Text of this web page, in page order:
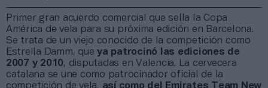
Primer gran acuerdo comercial que sella la Copa
América de vela para su próxima edición en Barcelona.
Se trata de un viejo conocido de la competición como
Estrella Damm, queya patrocinó las ediciones de
2007 y 2010, disputadas en Valencia. La cervecera
catalana se une como patrocinador oficial de la
competición de vela, así como del Emirates Team New